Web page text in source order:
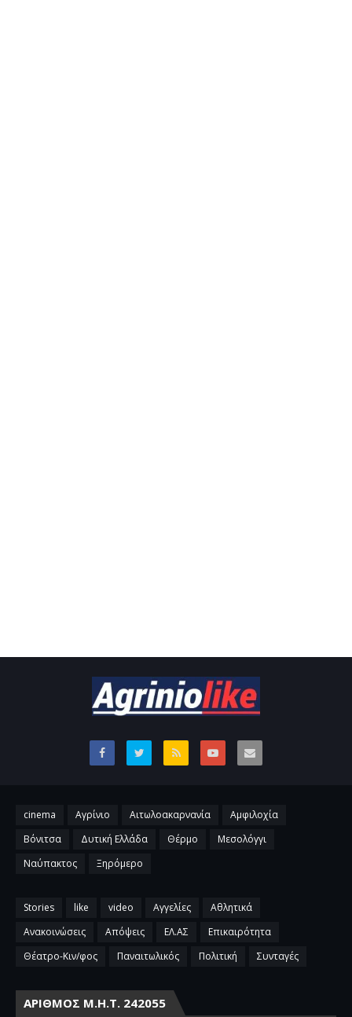
cinema Αγρίνιο Αιτωλοακαρνανία
Αμφιλοχία
Βόνιτσα
Δυτική Ελλάδα Θέρμο
Μεσολόγγι
Ναύπακτος
Ξηρόμερο
Stories like video Αγγελίες
Αθλητικά
Ανακοινώσεις
Απόψεις ΕΛ.ΑΣ
Επικαιρότητα
Θέατρο-Κιν/φος
Παναιτωλικός Πολιτική Συνταγές
ΑΡΙΘΜΌΣ Μ.Η.Τ. 242055